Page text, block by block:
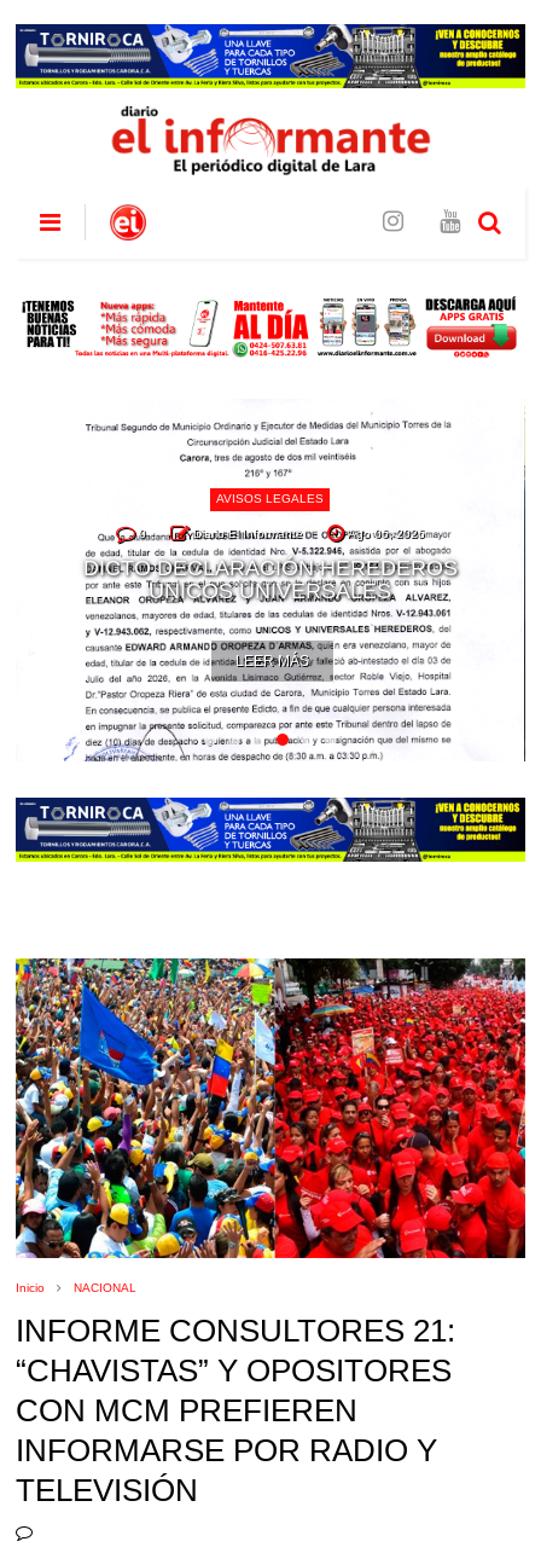
AVISOS LEGALES
0 Diario El Informante Ago 06, 2026
DICTO DECLARACIÓN HEREDEROS
ÚNICOS UNIVERSALES
LEER MÁS
Inicio NACIONAL
INFORME CONSULTORES 21:
“CHAVISTAS” Y OPOSITORES
CON MCM PREFIEREN
INFORMARSE POR RADIO Y
TELEVISIÓN